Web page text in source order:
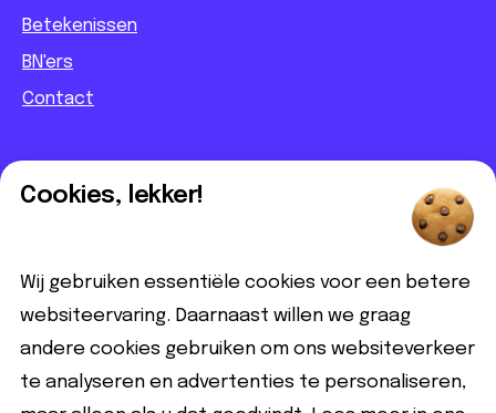
Betekenissen
BN'ers
Contact
Informatief
Partnerbijdrage
Disclaimer
Volg ons
Cookies, lekker!
Wij gebruiken essentiële cookies voor een betere
websiteervaring. Daarnaast willen we graag
andere cookies gebruiken om ons websiteverkeer
te analyseren en advertenties te personaliseren,